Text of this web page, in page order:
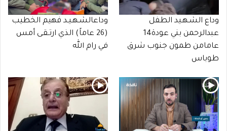
وداع الشـهـيد الطفل
عبدالرحمن بني عودة14
عامامن طمون جنوب شرق
طوباس
وداعالشـهـيـد فهيم الخطيب
(26 عاماً) الذي ارتـقـى أمس
في رام الله